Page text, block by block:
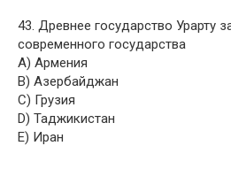
43. Древнее государство Урарту
современного государства
A) Армения
B) Азербайджан
C) Грузия
D) Таджикистан
E) Иран